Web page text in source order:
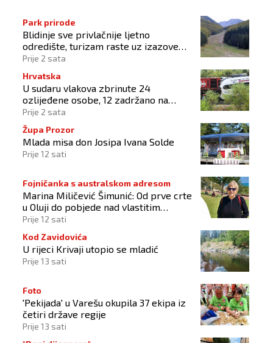
Park prirode
Blidinje sve privlačnije ljetno
odredište, turizam raste uz izazove
očuvanja prirode
Prije 2 sata
Hrvatska
U sudaru vlakova zbrinute 24
ozlijeđene osobe, 12 zadržano na
liječenju
Prije 2 sata
Župa Prozor
Mlada misa don Josipa Ivana Solde
Prije 12 sati
Fojničanka s australskom adresom
Marina Miličević Šimunić: Od prve crte
u Oluji do pobjede nad vlastitim
„olujama“
Prije 12 sati
Kod Zavidovića
U rijeci Krivaji utopio se mladić
Prije 13 sati
Foto
'Pekijada' u Varešu okupila 37 ekipa iz
četiri države regije
Prije 13 sati